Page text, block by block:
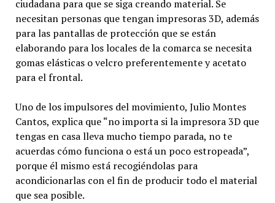
ciudadana para que se siga creando material. Se
necesitan personas que tengan impresoras 3D, además
para las pantallas de protección que se están
elaborando para los locales de la comarca se necesita
gomas elásticas o velcro preferentemente y acetato
para el frontal.
Uno de los impulsores del movimiento, Julio Montes
Cantos, explica que “no importa si la impresora 3D que
tengas en casa lleva mucho tiempo parada, no te
acuerdas cómo funciona o está un poco estropeada”,
porque él mismo está recogiéndolas para
acondicionarlas con el fin de producir todo el material
que sea posible.